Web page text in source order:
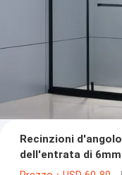
Recinzioni
dell'entrata di